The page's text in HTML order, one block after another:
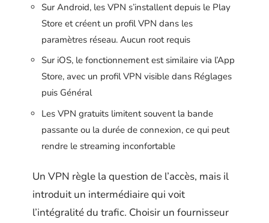
Sur Android, les VPN s’installent depuis le Play
Store et créent un profil VPN dans les
paramètres réseau. Aucun root requis
Sur iOS, le fonctionnement est similaire via l’App
Store, avec un profil VPN visible dans Réglages
puis Général
Les VPN gratuits limitent souvent la bande
passante ou la durée de connexion, ce qui peut
rendre le streaming inconfortable
Un VPN règle la question de l’accès, mais il
introduit un intermédiaire qui voit
l’intégralité du trafic. Choisir un fournisseur